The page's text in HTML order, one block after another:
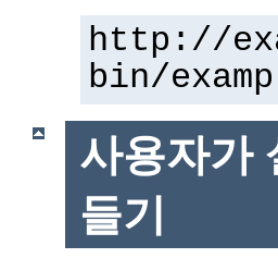
http://
bin/
사용자가
들기